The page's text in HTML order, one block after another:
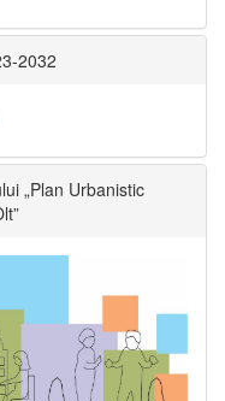
2032
„Plan Urbanistic